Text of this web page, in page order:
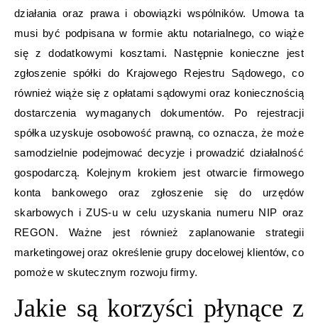
działania oraz prawa i obowiązki wspólników. Umowa ta
musi być podpisana w formie aktu notarialnego, co wiąże
się z dodatkowymi kosztami. Następnie konieczne jest
zgłoszenie spółki do Krajowego Rejestru Sądowego, co
również wiąże się z opłatami sądowymi oraz koniecznością
dostarczenia wymaganych dokumentów. Po rejestracji
spółka uzyskuje osobowość prawną, co oznacza, że może
samodzielnie podejmować decyzje i prowadzić działalność
gospodarczą. Kolejnym krokiem jest otwarcie firmowego
konta bankowego oraz zgłoszenie się do urzędów
skarbowych i ZUS-u w celu uzyskania numeru NIP oraz
REGON. Ważne jest również zaplanowanie strategii
marketingowej oraz określenie grupy docelowej klientów, co
pomoże w skutecznym rozwoju firmy.
Jakie są korzyści płynące z